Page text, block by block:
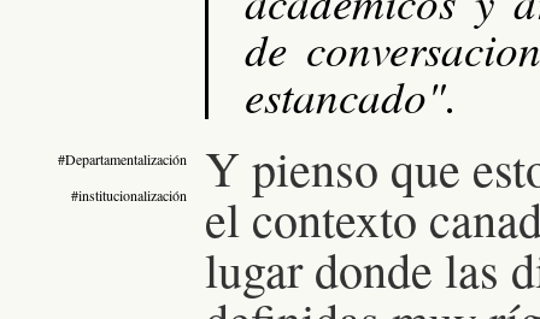
de
estancado".
#Departamentalización
#institucionalización
Y pienso que
el contexto
lugar donde las